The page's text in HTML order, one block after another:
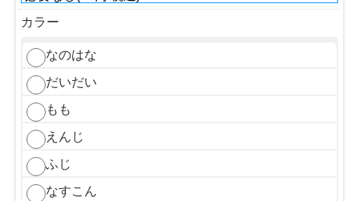
カラー
なのはな
だいだい
もも
えんじ
ふじ
なすこん